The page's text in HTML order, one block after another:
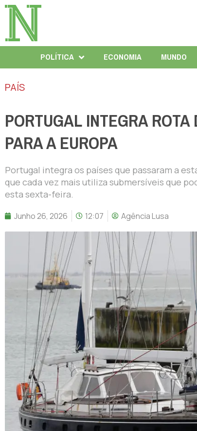
POLÍTICA ECONOMIA MUNDO
PAÍS
PORTUGAL INTEGRA
PARA A EUROPA
Portugal integra os países que passaram a
que cada vez mais utiliza submersíveis que
esta sexta-feira.
Junho 26, 2026 12:07 Agência Lusa